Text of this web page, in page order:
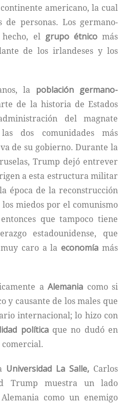
americano, la cual
personas. Los germano-
hecho, el grupo étnicomás
de los irlandeses y los
la población germano-
de la historia de Estados
del magnate
dos comunidades más
de su gobierno. Durante la
Trump dejó entrever
a esta estructura militar
época de la reconstrucción
los miedos por el comunismo
que tampoco tiene
estadounidense, que
muy caro a laeconomía más
aAlemania como si
y causante de los males que
internacional; lo hizo con
políticaque no dudó en
Universidad La Salle, Carlos
Trump muestra un lado
como un enemigo